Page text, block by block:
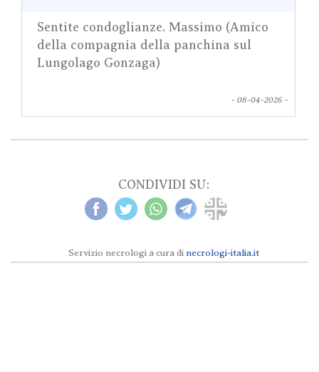
Sentite condoglianze. Massimo (Amico
della compagnia della panchina sul
Lungolago Gonzaga)
- 08-04-2026 -
CONDIVIDI SU:
Servizio necrologi a cura di necrologi-italia.it